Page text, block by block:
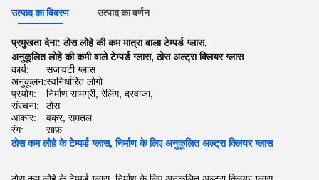
उत्पाद का विवरण उत्पाद का वर्णन
प्रमुखता देना:ठोस लोहे की कम मात्रा वाला टेम्पर्ड ग्लास,
अनुकूलित लोहे की कमी वाले टेम्पर्ड ग्लास,ठोस अल्ट्रा क्लियर ग्लास
कार्य:
सजावटी ग्लास
अनुकूलन:स्वनिर्धारित लोगो
प्रयोग:
निर्माण सामग्री, रेलिंग, दरवाजा,
संरचना:
ठोस
आकार:
वक्र, समतल
रंग:
साफ़
ठोस कम लोहे के टेम्पर्ड ग्लास, निर्माण के लिए अनुकूलित अल्ट्रा क्लियर ग्लास